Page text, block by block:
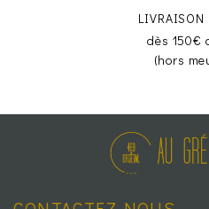
LIVRAISON
dès 150€
(hors